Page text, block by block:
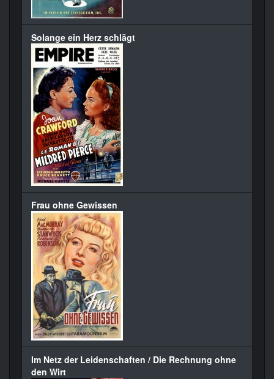
Solange ein Herz schlägt
Frau ohne Gewissen
Im Netz der Leidenschaften / Die Rechnung ohne
den Wirt